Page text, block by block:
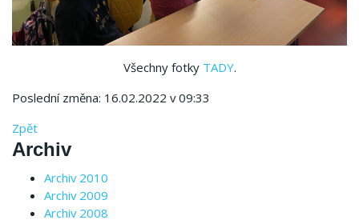
Všechny fotky TADY.
Poslední změna: 16.02.2022 v 09:33
Zpět
Archiv
Archiv 2010
Archiv 2009
Archiv 2008